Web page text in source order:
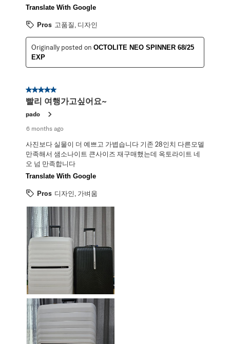
Translate With Google
Pros 고품질, 디자인
Originally posted on OCTOLITE NEO SPINNER 68/25
EXP
5 out of 5 stars.
빨리 여행가고싶어요~
pado
6 months ago
사진보다 실물이 더 예쁘고 가볍습니다 기존 28인치 다른모델
만족해서 샘소나이트 큰사이즈 재구매했는데 옥토라이트 네
오 넘 만족합니다
Translate With Google
Pros 디자인, 가벼움